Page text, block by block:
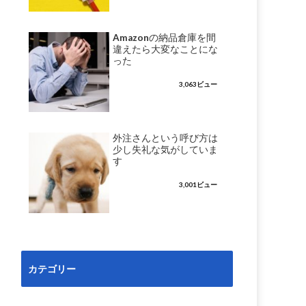
Amazonの納品倉庫を間
違えたら大変なことにな
った
3,063ビュー
外注さんという呼び方は
少し失礼な気がしていま
す
3,001ビュー
カテゴリー